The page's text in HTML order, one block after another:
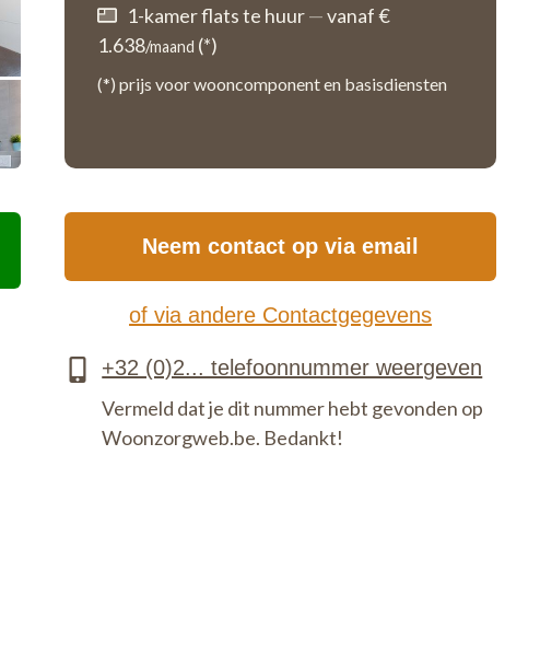
1-kamer flats te huur—vanaf €
1.638/maand (*)
(*) prijs voor wooncomponent en basisdiensten
Neem contact op via email
of via andere Contactgegevens
Vermeld dat je dit nummer hebt gevonden op
Woonzorgweb.be. Bedankt!